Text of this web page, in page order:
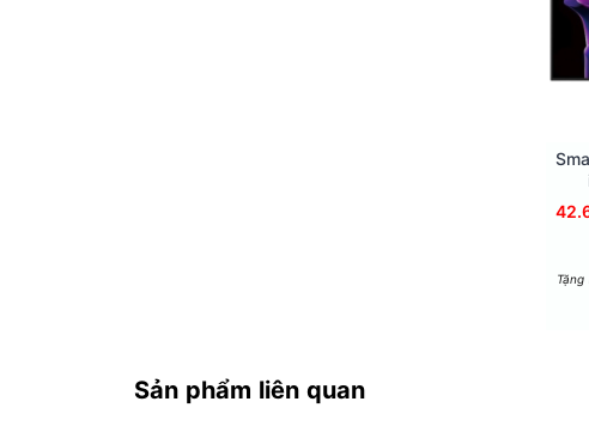
Sản phẩm liên quan